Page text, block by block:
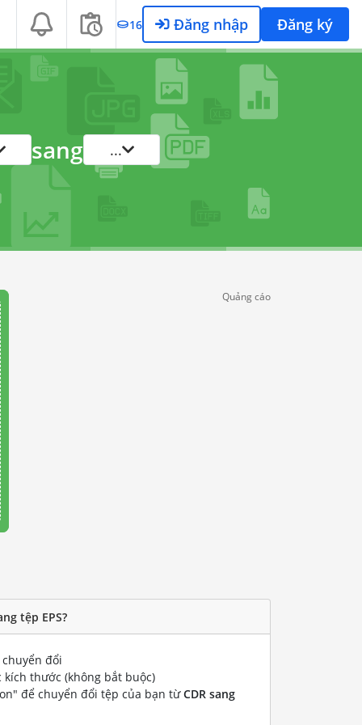
16 Đăng nhập Đăng ký
sang ...
Quảng cáo
tệp EPS?
đổi
thước (không bắt buộc)
để chuyển đổi tệp của bạn từCDR sang